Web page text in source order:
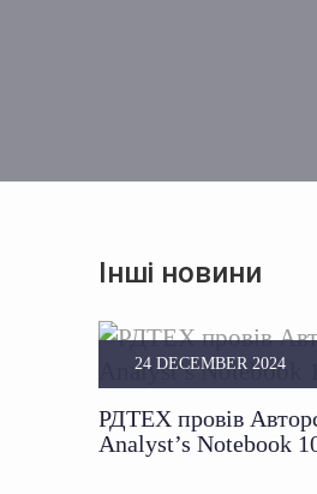
Інші новини
РДТЕХ провів
Analyst’s Notebook
24 DECEMBER 2024